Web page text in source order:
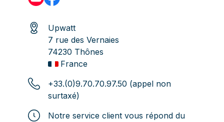
Upwatt
7 rue des Vernaies
74230 Thônes
France
+33.(0)9.70.70.97.50 (appel non
surtaxé)
Notre service client vous répond du